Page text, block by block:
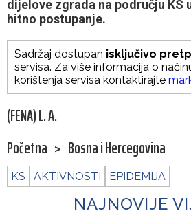
dijelove zgrada na području KS
hitno postupanje.
Sadržaj dostupan isključivo
servisa. Za više informacija o
korištenja servisa kontaktirajte
(FENA) L. A.
Početna > Bosna i Hercegovina
KS AKTIVNOSTI EPIDEMIJA
NAJNOVIJE